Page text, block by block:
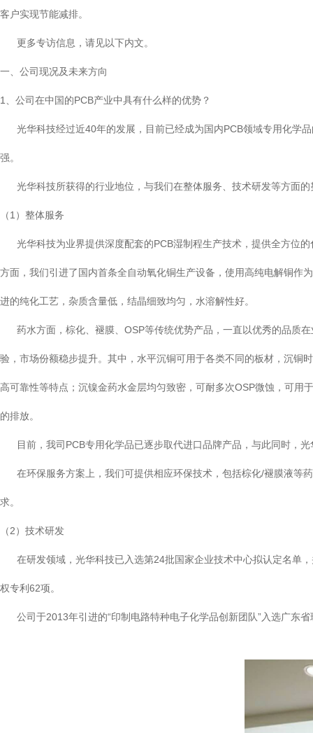
客户实现节能减排。
更多专访信息，请见以下内文。
一、公司现况及未来方向
1、公司在中国的PCB产业中具有什么样的优势？
光华科技经过近40年的发展，目前已经成为国内PCB领域专用化学
强。
光华科技所获得的行业地位，与我们在整体服务、技术研发等方面的
（1）整体服务
光华科技为业界提供深度配套的PCB湿制程生产技术，提供全方位的
方面，我们引进了国内首条全自动氧化铜生产设备，使用高纯电解铜作
进的纯化工艺，杂质含量低，结晶细致均匀，水溶解性好。
药水方面，棕化、褪膜、OSP等传统优势产品，一直以优秀的品质在
验，市场份额稳步提升。其中，水平沉铜可用于各类不同的板材，沉铜
高可靠性等特点；沉镍金药水金层均匀致密，可耐多次OSP微蚀，可
的排放。
目前，我司PCB专用化学品已逐步取代进口品牌产品，与此同时，光
在环保服务方案上，我们可提供相应环保技术，包括棕化/褪膜液等
求。
（2）技术研发
在研发领域，光华科技已入选第24批国家企业技术中心拟认定名单
权专利62项。
公司于2013年引进的“印制电路特种电子化学品创新团队”入选广东